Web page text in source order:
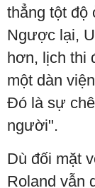
thẳng tột độ
Ngược lại,
hơn, lịch thi
một dàn
Đó là sự
người".
Dù đối mặt
Roland vẫn